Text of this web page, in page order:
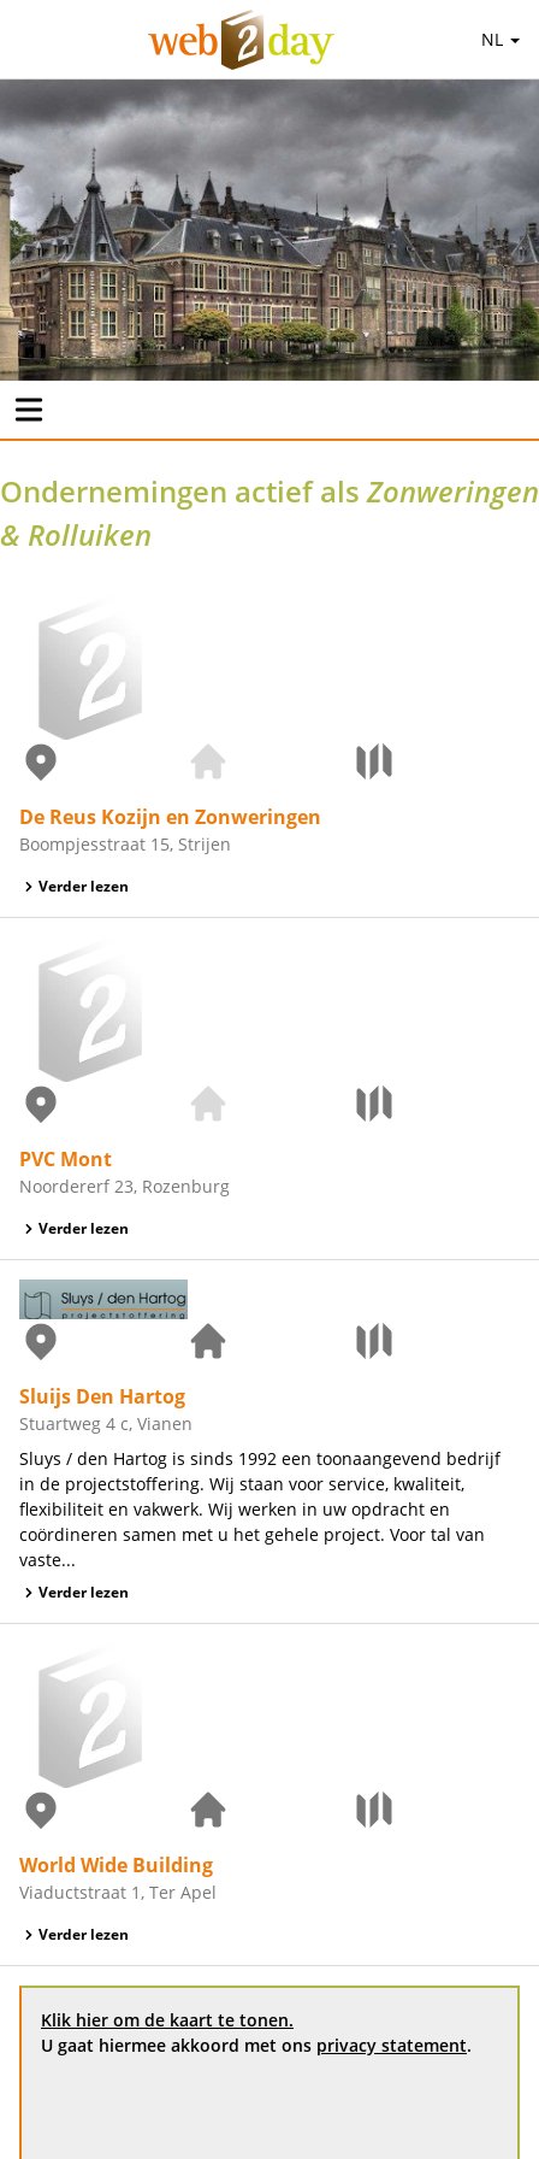
NL
Ondernemingen actief alsZonweringen
& Rolluiken
De Reus Kozijn en Zonweringen
Boompjesstraat 15, Strijen
Verder lezen
PVC Mont
Noordererf 23, Rozenburg
Verder lezen
Sluijs Den Hartog
Stuartweg 4 c, Vianen
Sluys / den Hartog is sinds 1992 een toonaangevend bedrijf
in de projectstoffering. Wij staan voor service, kwaliteit,
flexibiliteit en vakwerk. Wij werken in uw opdracht en
coördineren samen met u het gehele project. Voor tal van
vaste...
Verder lezen
World Wide Building
Viaductstraat 1, Ter Apel
Verder lezen
Klik hier om de kaart te tonen.
U gaat hiermee akkoord met ons privacy statement.